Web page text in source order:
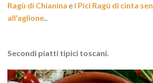
Ragù di Chianina e I Pici Ragù di cinta
all'aglione..
Secondi piatti tipici toscani.